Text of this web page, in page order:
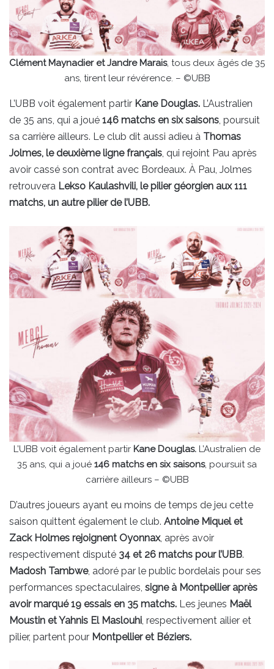
Clément Maynadier et Jandre Marais, tous deux âgés de 35
ans, tirent leur révérence. – ©UBB
L’UBB voit également partir Kane Douglas. L’Australien
de 35 ans, qui a joué 146 matchs en six saisons, poursuit
sa carrière ailleurs. Le club dit aussi adieu à Thomas
Jolmes, le deuxième ligne français, qui rejoint Pau après
avoir cassé son contrat avec Bordeaux. À Pau, Jolmes
retrouvera Lekso Kaulashvili, le pilier géorgien aux 111
matchs, un autre pilier de l’UBB.
L’UBB voit également partir Kane Douglas. L’Australien de
35 ans, qui a joué 146 matchs en six saisons, poursuit sa
carrière ailleurs – ©UBB
D’autres joueurs ayant eu moins de temps de jeu cette
saison quittent également le club. Antoine Miquel et
Zack Holmes rejoignent Oyonnax, après avoir
respectivement disputé 34 et 26 matchs pour l’UBB.
Madosh Tambwe, adoré par le public bordelais pour ses
performances spectaculaires, signe à Montpellier après
avoir marqué 19 essais en 35 matchs. Les jeunes Maël
Moustin et Yahnis El Maslouhi, respectivement ailier et
pilier, partent pour Montpellier et Béziers.